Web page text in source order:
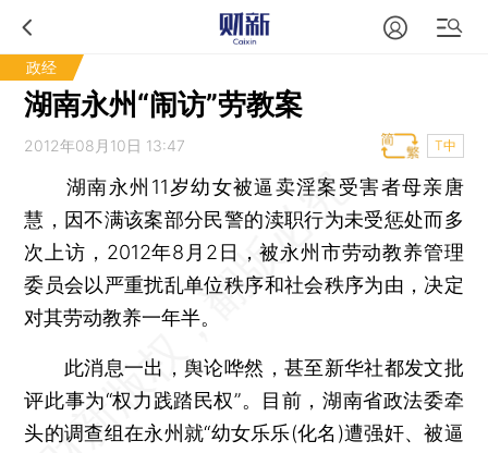
政经
湖南永州“闹访”劳教案
2012年08月10日 13:47 T中
湖南永州11岁幼女被逼卖淫案受害者母亲唐
慧，因不满该案部分民警的渎职行为未受惩处而多
次上访，2012年8月2日，被永州市劳动教养管理
委员会以严重扰乱单位秩序和社会秩序为由，决定
对其劳动教养一年半。
此消息一出，舆论哗然，甚至新华社都发文批
评此事为“权力践踏民权”。目前，湖南省政法委牵
头的调查组在永州就“幼女乐乐(化名)遭强奸、被逼